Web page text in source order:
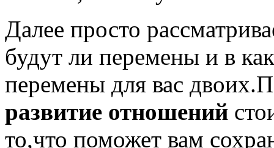
Далее просто
будут ли перемены и в
перемены для вас
развитие отношений
то,что поможет вам